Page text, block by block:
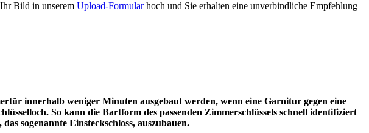
Bild in unserem Upload-Formularhoch und Sie erhalten eine unverbindliche Empfehlung
innerhalb weniger Minuten ausgebaut werden, wenn eine Garnitur gegen eine
So kann die Bartform des passenden Zimmerschlüssels schnell identifiziert
sogenannte Einsteckschloss, auszubauen.